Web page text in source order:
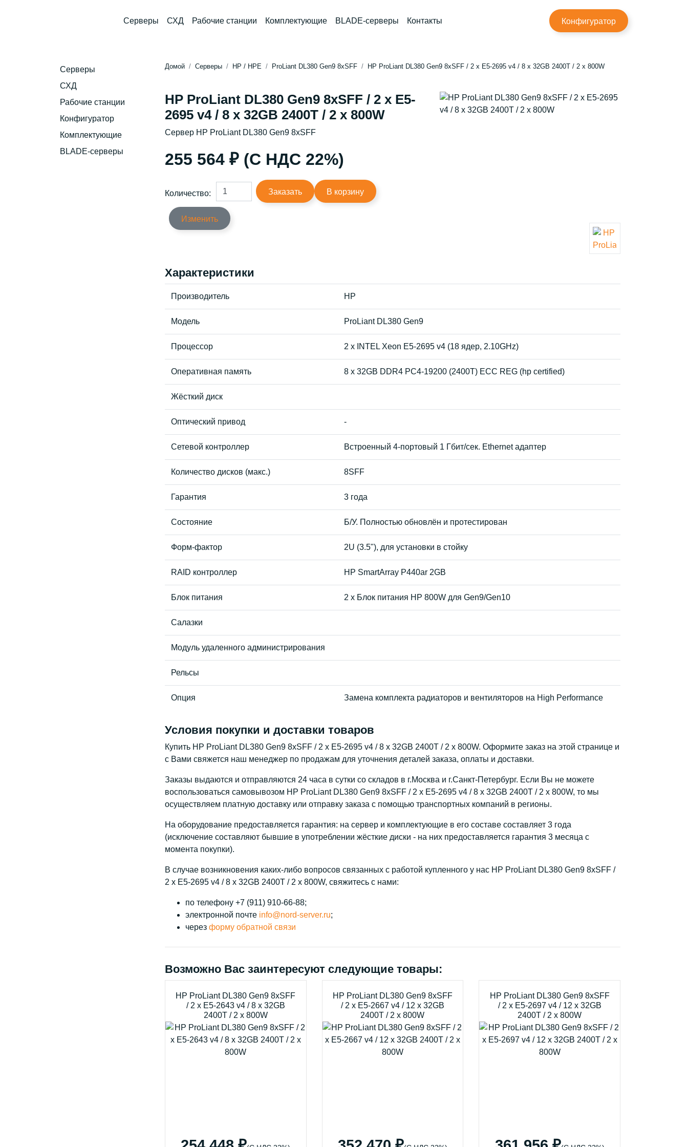
Серверы СХД Рабочие станции Комплектующие BLADE-серверы Контакты Конфигуратор
Серверы
СХД
Рабочие станции
Конфигуратор
Комплектующие
BLADE-серверы
Домой Серверы HP / HPE ProLiant DL380 Gen9 8xSFF HP ProLiant DL380 Gen9 8xSFF / 2 x E5-2695 v4 / 8 x 32GB 2400T / 2 x 800W
HP ProLiant DL380 Gen9 8xSFF / 2 x E5-
2695 v4 / 8 x 32GB 2400T / 2 x 800W
Сервер HP ProLiant DL380 Gen9 8xSFF
255 564 ₽ (С НДС 22%)
Количество: Заказать В корзину
Изменить
Характеристики
Производитель HP
Модель ProLiant DL380 Gen9
Процессор 2 x INTEL Xeon E5-2695 v4 (18 ядер, 2.10GHz)
Оперативная память 8 x 32GB DDR4 PC4-19200 (2400T) ECC REG (hp certified)
Жёсткий диск
Оптический привод -
Сетевой контроллер Встроенный 4-портовый 1 Гбит/сек. Ethernet адаптер
Количество дисков (макс.) 8SFF
Гарантия 3 года
Состояние Б/У. Полностью обновлён и протестирован
Форм-фактор 2U (3.5"), для установки в стойку
RAID контроллер HP SmartArray P440ar 2GB
Блок питания 2 x Блок питания HP 800W для Gen9/Gen10
Салазки
Модуль удаленного администрирования
Рельсы
Опция Замена комплекта радиаторов и вентиляторов на High Performance
Условия покупки и доставки товаров
Купить HP ProLiant DL380 Gen9 8xSFF / 2 x E5-2695 v4 / 8 x 32GB 2400T / 2 x 800W. Оформите заказ на этой странице и
с Вами свяжется наш менеджер по продажам для уточнения деталей заказа, оплаты и доставки.
Заказы выдаются и отправляются 24 часа в сутки со складов в г.Москва и г.Санкт-Петербург. Если Вы не можете
воспользоваться самовывозом HP ProLiant DL380 Gen9 8xSFF / 2 x E5-2695 v4 / 8 x 32GB 2400T / 2 x 800W, то мы
осуществляем платную доставку или отправку заказа с помощью транспортных компаний в регионы.
На оборудование предоставляется гарантия: на сервер и комплектующие в его составе составляет 3 года
(исключение составляют бывшие в употреблении жёсткие диски - на них предоставляется гарантия 3 месяца с
момента покупки).
В случае возникновения каких-либо вопросов связанных с работой купленного у нас HP ProLiant DL380 Gen9 8xSFF /
2 x E5-2695 v4 / 8 x 32GB 2400T / 2 x 800W, свяжитесь с нами:
по телефону +7 (911) 910-66-88;
электронной почте info@nord-server.ru;
через форму обратной связи
Возможно Вас заинтересуют следующие товары:
HP ProLiant DL380 Gen9 8xSFF
/ 2 x E5-2643 v4 / 8 x 32GB
2400T / 2 x 800W
HP ProLiant DL380 Gen9 8xSFF
/ 2 x E5-2667 v4 / 12 x 32GB
2400T / 2 x 800W
HP ProLiant DL380 Gen9 8xSFF
/ 2 x E5-2697 v4 / 12 x 32GB
2400T / 2 x 800W